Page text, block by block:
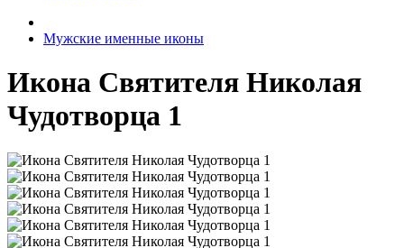
Мужские именные иконы
Икона Святителя Николая
Чудотворца 1